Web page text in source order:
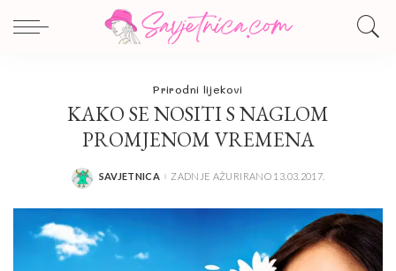
Prirodni lijekovi
KAKO SE NOSITI S NAGLOM
PROMJENOM VREMENA
POSTED
SAVJETNICA ZADNJE AŽURIRANO 13.03.2017.